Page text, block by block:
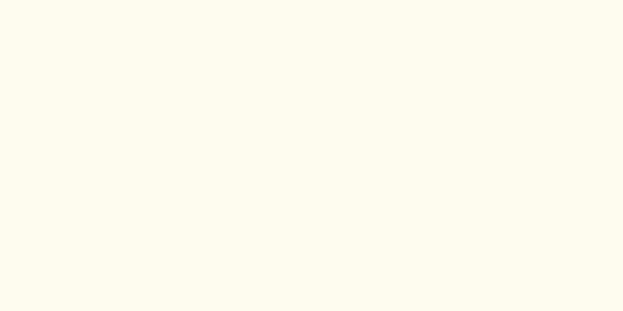
i smarowidła z dodatkami, a wśród nich:
masła orzechowe?
od rodzaju kremu.
smarowideł bakaliowych i